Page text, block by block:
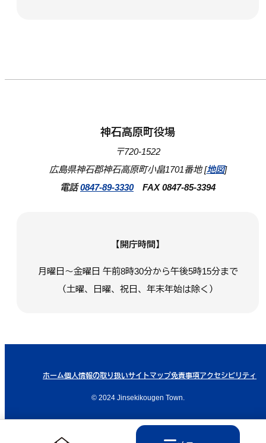
神石高原町役場
〒720-1522
広島県神石郡神石高原町小畠1701番地 [地図]
電話0847-89-3330FAX 0847-85-3394
【開庁時間】
月曜日～金曜日 午前8時30分から午後5時15分まで
（土曜、日曜、祝日、年末年始は除く）
ホーム個人情報の取り扱いサイトマップ免責事項アクセシビリティ
© 2024 Jinsekikougen Town.